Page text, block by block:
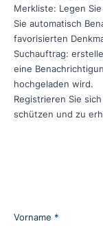
Merkliste: Legen
Sie automatisch
favorisierten
Suchauftrag:
eine
hochgeladen wird.
Registrieren Sie
schützen und zu
Vorname *